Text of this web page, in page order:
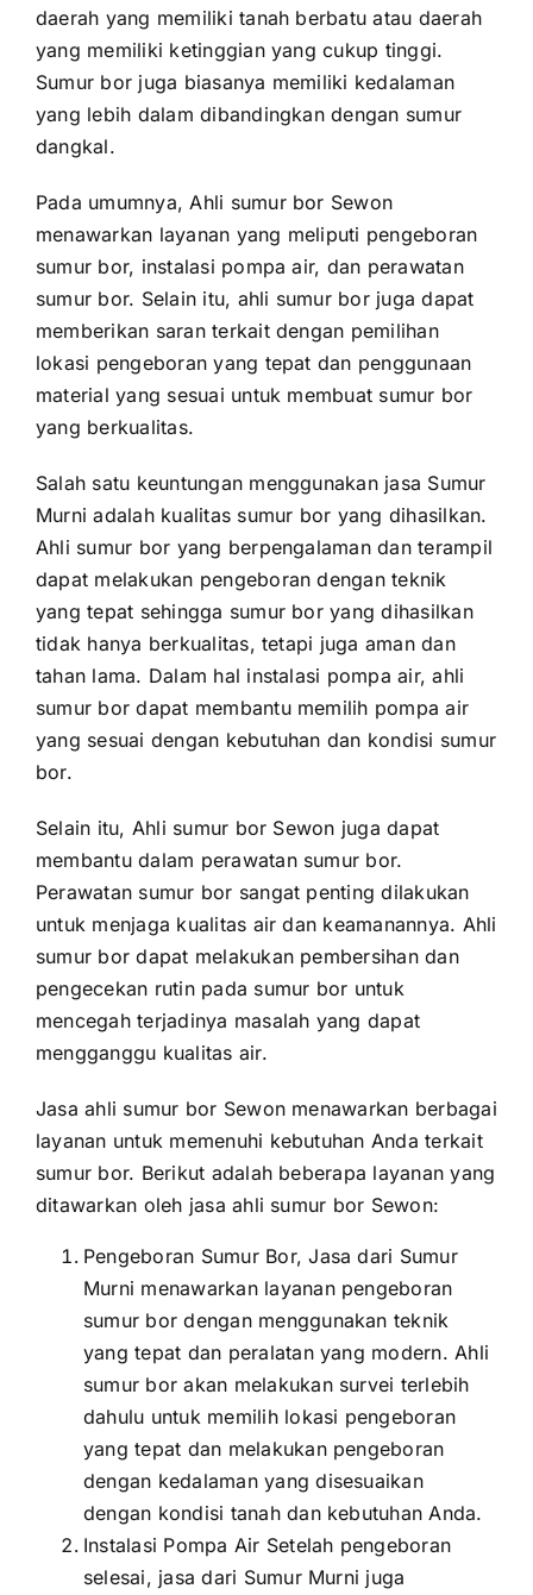
daerah yang memiliki tanah berbatu atau daerah
yang memiliki ketinggian yang cukup tinggi.
Sumur bor juga biasanya memiliki kedalaman
yang lebih dalam dibandingkan dengan sumur
dangkal.
Pada umumnya, Ahli sumur bor Sewon
menawarkan layanan yang meliputi pengeboran
sumur bor, instalasi pompa air, dan perawatan
sumur bor. Selain itu, ahli sumur bor juga dapat
memberikan saran terkait dengan pemilihan
lokasi pengeboran yang tepat dan penggunaan
material yang sesuai untuk membuat sumur bor
yang berkualitas.
Salah satu keuntungan menggunakan jasa Sumur
Murni adalah kualitas sumur bor yang dihasilkan.
Ahli sumur bor yang berpengalaman dan terampil
dapat melakukan pengeboran dengan teknik
yang tepat sehingga sumur bor yang dihasilkan
tidak hanya berkualitas, tetapi juga aman dan
tahan lama. Dalam hal instalasi pompa air, ahli
sumur bor dapat membantu memilih pompa air
yang sesuai dengan kebutuhan dan kondisi sumur
bor.
Selain itu, Ahli sumur bor Sewon juga dapat
membantu dalam perawatan sumur bor.
Perawatan sumur bor sangat penting dilakukan
untuk menjaga kualitas air dan keamanannya. Ahli
sumur bor dapat melakukan pembersihan dan
pengecekan rutin pada sumur bor untuk
mencegah terjadinya masalah yang dapat
mengganggu kualitas air.
Jasa ahli sumur bor Sewon menawarkan berbagai
layanan untuk memenuhi kebutuhan Anda terkait
sumur bor. Berikut adalah beberapa layanan yang
ditawarkan oleh jasa ahli sumur bor Sewon:
Pengeboran Sumur Bor, Jasa dari Sumur
Murni menawarkan layanan pengeboran
sumur bor dengan menggunakan teknik
yang tepat dan peralatan yang modern. Ahli
sumur bor akan melakukan survei terlebih
dahulu untuk memilih lokasi pengeboran
yang tepat dan melakukan pengeboran
dengan kedalaman yang disesuaikan
dengan kondisi tanah dan kebutuhan Anda.
Instalasi Pompa Air Setelah pengeboran
selesai, jasa dari Sumur Murni juga